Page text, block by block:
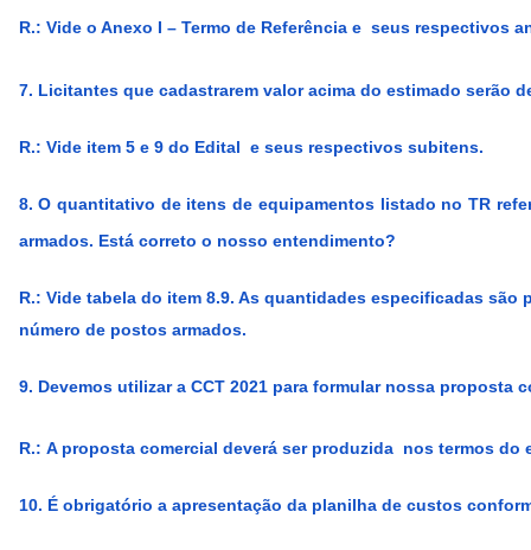
R.: Vide o Anexo I – Termo de Referência e seus respectivos
7. Licitantes que cadastrarem valor acima do estimado serão
R.: Vide item 5 e 9 do Edital e seus respectivos subitens.
8. O quantitativo de itens de equipamentos listado no TR
armados. Está correto o nosso entendimento?
R.: Vide tabela do item 8.9. As quantidades especificadas
número de postos armados.
9. Devemos utilizar a CCT 2021 para formular nossa proposta
R.: A proposta comercial deverá ser produzida nos termos
10. É obrigatório a apresentação da planilha de custos